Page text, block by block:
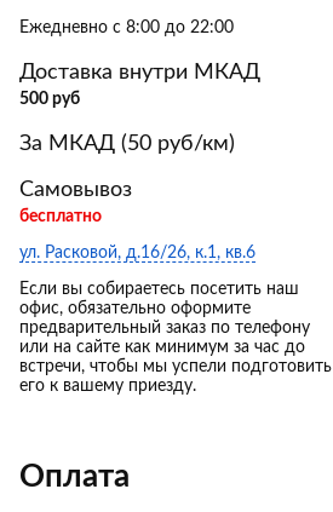
Ежедневно с 8:00 до 22:00
Доставка внутри МКАД
500 руб
За МКАД (50 руб/км)
Самовывоз
бесплатно
ул. Расковой, д.16/26, к.1, кв.6
Если вы собираетесь посетить наш
офис, обязательно оформите
предварительный заказ по телефону
или на сайте как минимум за час до
встречи, чтобы мы успели подготовить
его к вашему приезду.
Оплата